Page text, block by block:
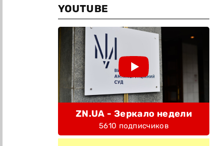
YOUTUBE
ZN.UA - Зеркало недели
5610 подписчиков